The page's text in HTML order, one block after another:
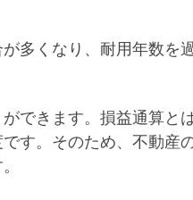
多くなり、 耐用年数を
できます。損益通算と
す。そのため、 不動産
。